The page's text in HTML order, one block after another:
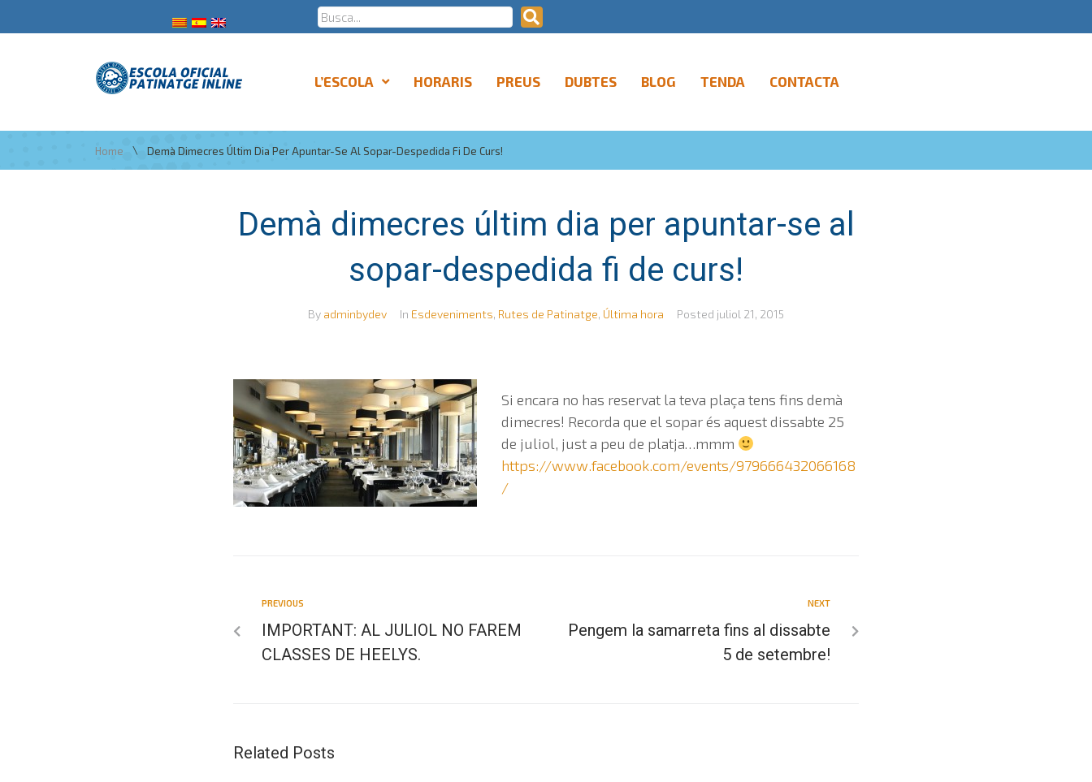
L’ESCOLA HORARIS PREUS DUBTES BLOG TENDA CONTACTA
Home \ Demà Dimecres Últim Dia Per Apuntar-Se Al Sopar-Despedida Fi De Curs!
Demà dimecres últim dia per apuntar-se al
sopar-despedida fi de curs!
By adminbydev In Esdeveniments, Rutes de Patinatge, Última hora Posted juliol 21, 2015
Si encara no has reservat la teva plaça tens fins demà
dimecres! Recorda que el sopar és aquest dissabte 25
de juliol, just a peu de platja…mmm
https://www.facebook.com/events/979666432066168
/
PREVIOUS
IMPORTANT: AL JULIOL NO FAREM
CLASSES DE HEELYS.
NEXT
Pengem la samarreta fins al dissabte
5 de setembre!
Related Posts